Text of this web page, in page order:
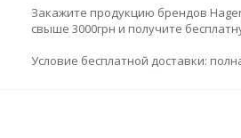
Закажите продукцию брендов
свыше 3000грн и получите
Условие бесплатной доставки: